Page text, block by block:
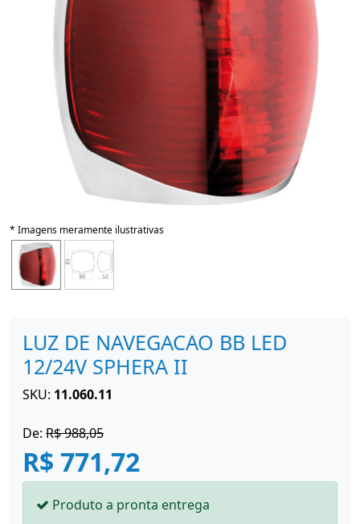
* Imagens meramente ilustrativas
LUZ DE NAVEGACAO BB LED
12/24V SPHERA II
SKU: 11.060.11
De: R$ 988,05
R$ 771,72
Produto a pronta entrega